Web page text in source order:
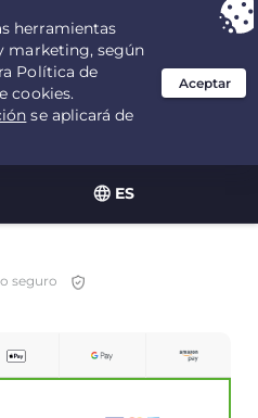
ES
2.1666666666667 años por $
2.19
seguro